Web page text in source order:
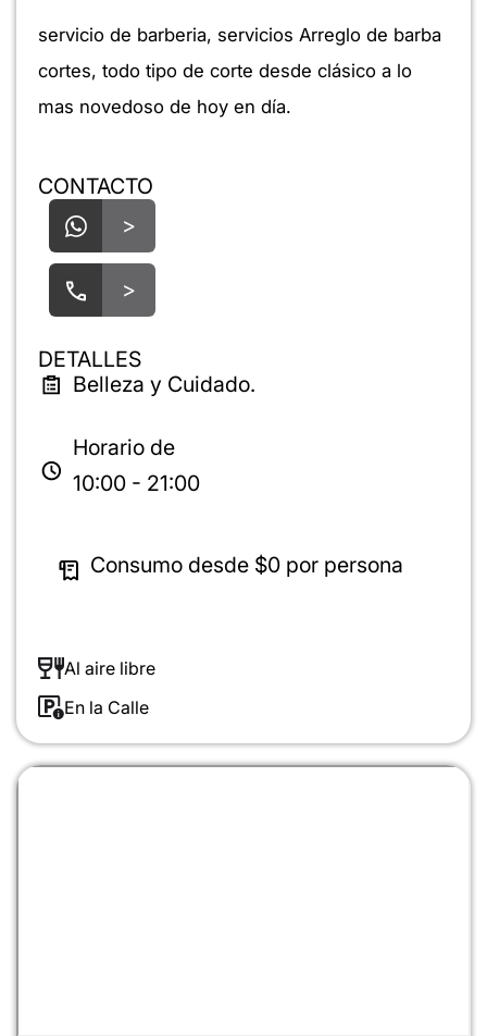
servicio de barberia, servicios Arreglo de barba
cortes, todo tipo de corte desde clásico a lo
mas novedoso de hoy en día.
CONTACTO
>
>
DETALLES
Belleza y Cuidado.
Horario de
10:00 - 21:00
Consumo desde $0 por persona
Al aire libre
En la Calle